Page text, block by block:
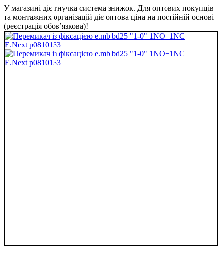
У магазині діє гнучка система знижок. Для оптових покупців
та монтажних організацій діє оптова ціна на постійній основі
(реєстрація обов’язкова)!